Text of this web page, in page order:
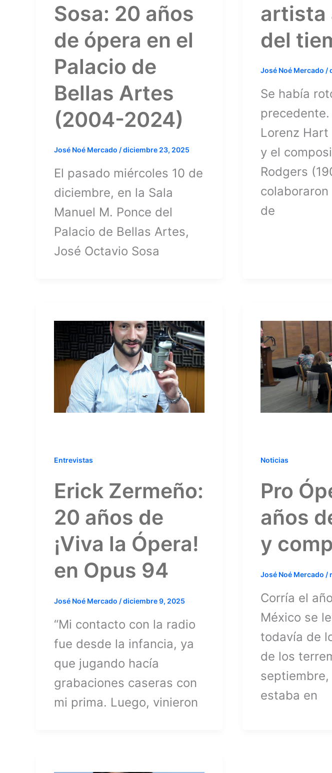
Sosa: 20 años
de ópera en el
Palacio de
Bellas Artes
(2004-2024)
José Noé Mercado /diciembre 23, 2025
El pasado miércoles 10 de
diciembre, en la Sala
Manuel M. Ponce del
Palacio de Bellas Artes,
José Octavio Sosa
artista
del
José Noé Mercado /
Se había
Lorenz
y el
Rodgers
de
Entrevistas
Erick Zermeño:
20 años de
¡Viva la Ópera!
en Opus 94
José Noé Mercado /diciembre 9, 2025
“Mi contacto con la radio
fue desde la infancia, ya
que jugando hacía
grabaciones caseras con
mi prima. Luego, vinieron
Noticias
Pro
años
y
José Noé Mercado /
Corría el
México se
todavía de
de los
septiembre,
estaba en